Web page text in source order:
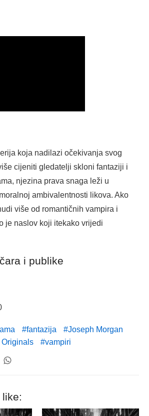
koja nadilazi očekivanja svog
cijeniti gledatelji skloni fantaziji i
njezina prava snaga leži u
ambivalentnosti likova. Ako
više od romantičnih vampira i
je naslov koji itekako vrijedi
i publike
fantazija
Joseph Morgan
Originals vampiri